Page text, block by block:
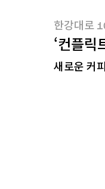
한강대로
‘컨플릭
새로운 커